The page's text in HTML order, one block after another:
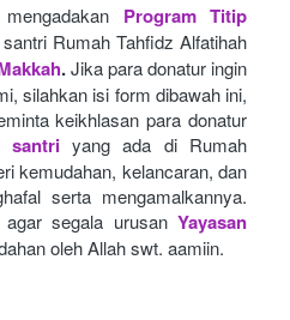
mengadakan
Program Titip
Rumah Tahfidz Alfatihah
. Jika para donatur ingin
silahkan isi form dibawah ini,
keikhlasan para donatur
santri yang ada di Rumah
kemudahan, kelancaran, dan
serta mengamalkannya.
segala urusan Yayasan
oleh Allah swt. aamiin.